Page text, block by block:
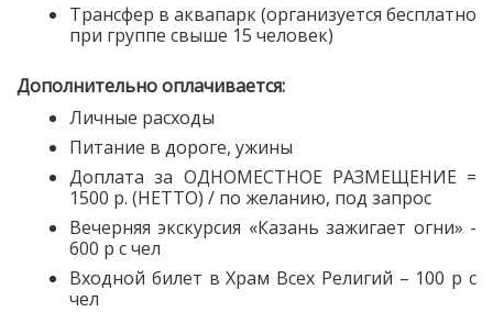
Трансфер в аквапарк (организуется бесплатно
при группе свыше 15 человек)
Дополнительно оплачивается:
Личные расходы
Питание в дороге, ужины
Доплата за ОДНОМЕСТНОЕ РАЗМЕЩЕНИЕ =
1500 р. (НЕТТО) / по желанию, под запрос
Вечерняя экскурсия «Казань зажигает огни» -
600 р с чел
Входной билет в Храм Всех Религий – 100 р с
чел